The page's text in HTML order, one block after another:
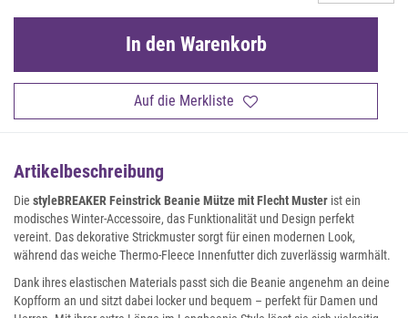
Auf die Merkliste
In den Warenkorb
Artikelbeschreibung
Die styleBREAKER Feinstrick Beanie Mütze mit Flecht Muster ist ein
modisches Winter-Accessoire, das Funktionalität und Design perfekt
vereint. Das dekorative Strickmuster sorgt für einen modernen Look,
während das weiche Thermo-Fleece Innenfutter dich zuverlässig warmhält.
Dank ihres elastischen Materials passt sich die Beanie angenehm an deine
Kopfform an und sitzt dabei locker und bequem – perfekt für Damen und